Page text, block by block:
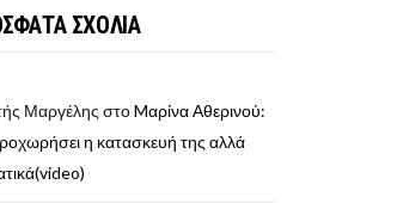
ΣΧΟΛΙΑ
Μαργέλης στοMαρίνα Αθερινού:
η κατασκευή της αλλά